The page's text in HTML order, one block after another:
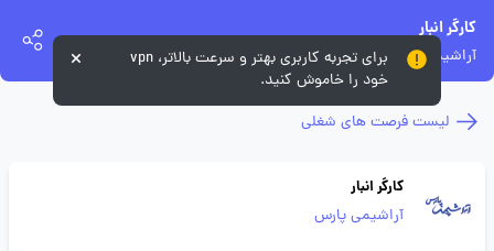
کارگر انبار
آراشیمی پارس
لیست فرصت های شغلی
کارگر انبار
آراشیمی پارس
برای تجربه کاربری بهتر و سرعت بالاتر، vpn
خود را خاموش کنید.